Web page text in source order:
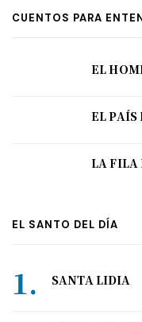
CUENTOS PARA
EL
EL PAÍS
LA FILA
EL SANTO DEL DÍA
SANTA LIDIA